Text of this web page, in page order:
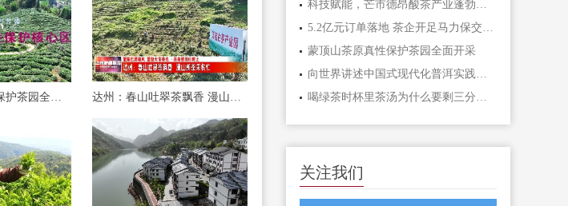
科技赋能，芒市德昂酸茶产业蓬勃发展！
5.2亿元订单落地 茶企开足马力保交付！
蒙顶山茶原真性保护茶园全面开采
向世界讲述中国式现代化普洱实践故事！中国日报社推出景迈山八联版
喝绿茶时杯里茶汤为什么要剩三分之一
关注我们